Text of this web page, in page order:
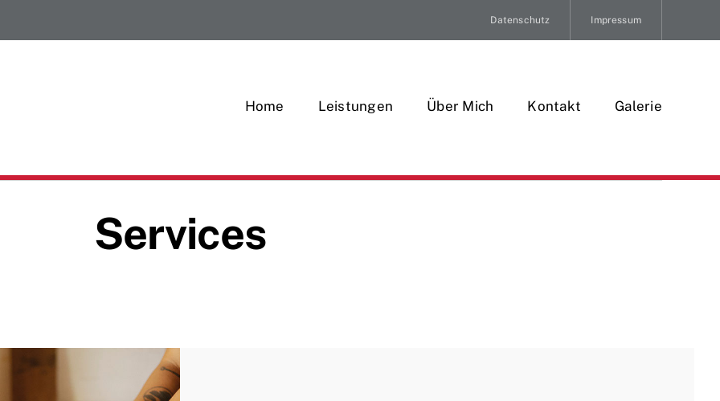
Datenschutz Impressum
Home Leistungen Über Mich Kontakt Galerie
Services